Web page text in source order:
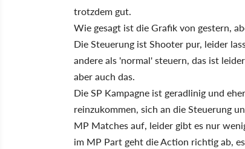
trotzdem gut.
Wie gesagt ist die Grafik von gestern,
Die Steuerung ist Shooter pur, leider
andere als 'normal' steuern, das ist
aber auch das.
Die SP Kampagne ist geradlinig und
reinzukommen, sich an die Steuerung
MP Matches auf, leider gibt es nur
im MP Part geht die Action richtig ab,